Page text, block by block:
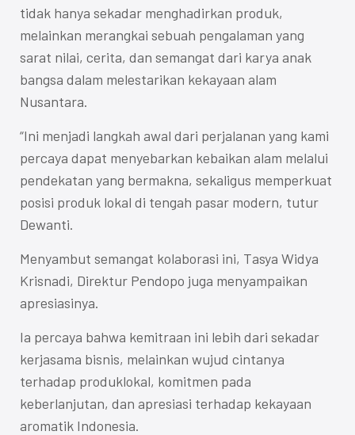
tidak hanya sekadar menghadirkan produk,
melainkan merangkai sebuah pengalaman yang
sarat nilai, cerita, dan semangat dari karya anak
bangsa dalam melestarikan kekayaan alam
Nusantara.
“Ini menjadi langkah awal dari perjalanan yang kami
percaya dapat menyebarkan kebaikan alam melalui
pendekatan yang bermakna, sekaligus memperkuat
posisi produk lokal di tengah pasar modern, tutur
Dewanti.
Menyambut semangat kolaborasi ini, Tasya Widya
Krisnadi, Direktur Pendopo juga menyampaikan
apresiasinya.
Ia percaya bahwa kemitraan ini lebih dari sekadar
kerjasama bisnis, melainkan wujud cintanya
terhadap produklokal, komitmen pada
keberlanjutan, dan apresiasi terhadap kekayaan
aromatik Indonesia.